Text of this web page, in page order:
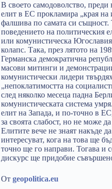
В своето самодоволство,
елит в ЕС прокламира „края на
фалшива по самата си
поведението на политическия
или комунистическа
колапс. Така, през лятото на
Германска демократична
масови митинги и
комунистически лидери
„непоклатимостта на
след няколко месеца падна
комунистическата система
елит на Запада, и по-точно в
за своята слабост, но не може
Елитите вече не знаят накъде
интересуват, кога на това ще
точно ще го направи. Тогава и
дискурс ще придобие
От geopolitica.eu